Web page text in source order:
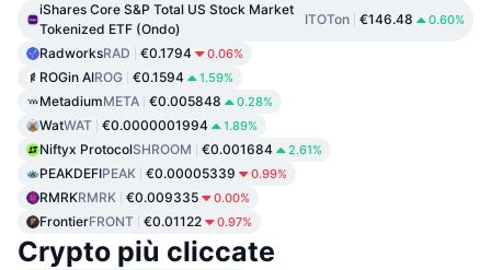
iShares Core S&P Total US Stock Market
Tokenized ETF (Ondo)
ITOTon €146.48 0.60%
RadworksRAD €0.1794 0.06%
ROGin AIROG €0.1594 1.59%
MetadiumMETA €0.005848 0.28%
WatWAT €0.0000001994 1.89%
Niftyx ProtocolSHROOM €0.001684 2.61%
PEAKDEFIPEAK €0.00005339 0.99%
RMRKRMRK €0.009335 0.00%
FrontierFRONT €0.01122 0.97%
Crypto più cliccate